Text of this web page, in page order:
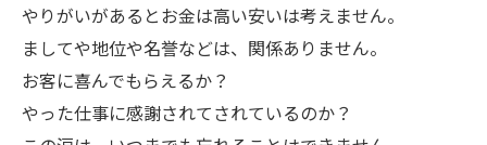
やりがいがあるとお金は高い安いは考えません。
ましてや地位や名誉などは、関係ありません。
お客に喜んでもらえるか？
やった仕事に感謝されてされているのか？